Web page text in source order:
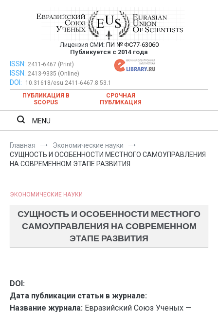
Евразийский Союз Ученых —
публикация научных статей в
ежемесячном научном журнале
Лицензия СМИ: ПИ № ФС77-63060
Публикуется с 2014 года
Евразийский Союз Ученых — публикация научных статей в
ежемесячном научном журнале
ISSN: 2411-6467 (Print)
ISSN: 2413-9335 (Online)
DOI:
10.31618/esu.2411-6467.8.53.1
ПУБЛИКАЦИЯ В
SCOPUS
СРОЧНАЯ
ПУБЛИКАЦИЯ
MENU
Главная
Экономические науки
СУЩНОСТЬ И ОСОБЕННОСТИ МЕСТНОГО САМОУПРАВЛЕНИЯ
НА СОВРЕМЕННОМ ЭТАПЕ РАЗВИТИЯ
ЭКОНОМИЧЕСКИЕ НАУКИ
СУЩНОСТЬ И ОСОБЕННОСТИ МЕСТНОГО
САМОУПРАВЛЕНИЯ НА СОВРЕМЕННОМ
ЭТАПЕ РАЗВИТИЯ
DOI:
Дата публикации статьи в журнале:
Название журнала: Евразийский Союз Ученых —